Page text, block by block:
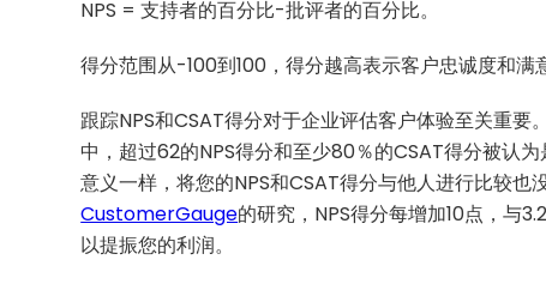
NPS = 支持者的百分比-批评者的百分比。
得分范围从-100到100，得分越高表示客户忠诚度和满
跟踪NPS和CSAT得分对于企业评估客户体验至关重
中，超过62的NPS得分和至少80％的CSAT得分被认
意义一样，将您的NPS和CSAT得分与他人进行比较也
CustomerGauge的研究，NPS得分每增加10点，与
以提振您的利润。